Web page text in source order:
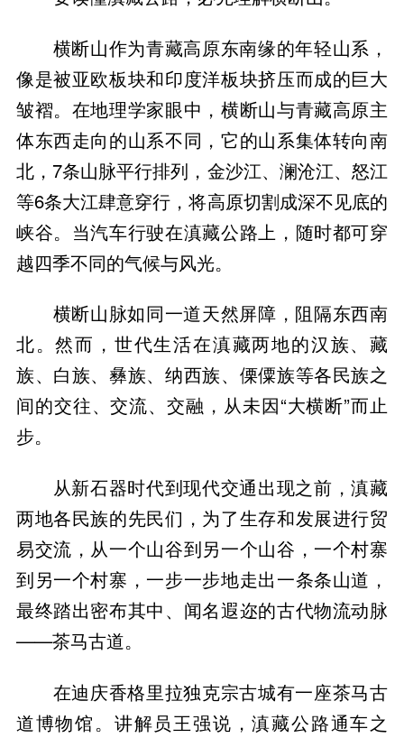
横断山作为青藏高原东南缘的年轻山系，
像是被亚欧板块和印度洋板块挤压而成的巨大
皱褶。在地理学家眼中，横断山与青藏高原主
体东西走向的山系不同，它的山系集体转向南
北，7条山脉平行排列，金沙江、澜沧江、怒江
等6条大江肆意穿行，将高原切割成深不见底的
峡谷。当汽车行驶在滇藏公路上，随时都可穿
越四季不同的气候与风光。
横断山脉如同一道天然屏障，阻隔东西南
北。然而，世代生活在滇藏两地的汉族、藏
族、白族、彝族、纳西族、傈僳族等各民族之
间的交往、交流、交融，从未因“大横断”而止
步。
从新石器时代到现代交通出现之前，滇藏
两地各民族的先民们，为了生存和发展进行贸
易交流，从一个山谷到另一个山谷，一个村寨
到另一个村寨，一步一步地走出一条条山道，
最终踏出密布其中、闻名遐迩的古代物流动脉
——茶马古道。
在迪庆香格里拉独克宗古城有一座茶马古
道博物馆。讲解员王强说，滇藏公路通车之